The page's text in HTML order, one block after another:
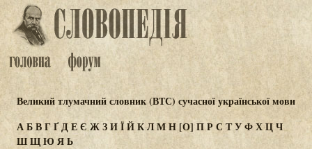
Великий тлумачний словник (ВТС) сучасної української мови
АБВГҐДЕЄ ЖЗИЇЙКЛМН[О] ПР СТУФХЦЧ
ШЩЮЯЬ